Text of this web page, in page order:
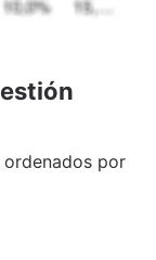
ordenados por